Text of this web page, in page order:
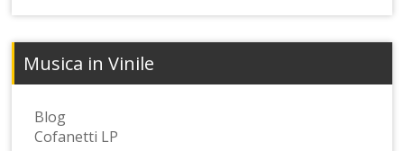
Musica in Vinile
Blog
Cofanetti LP